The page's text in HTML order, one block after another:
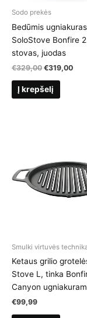
Sodo prekės
Bedūmis ugniakuras
SoloStove Bonfire
stovas, juodas
€329,00 Original
was:
€329,00.
€319,00
Į krepšelį
Smulki virtuvės
Ketaus grilio
Stove L, tinka
Canyon
€99,99